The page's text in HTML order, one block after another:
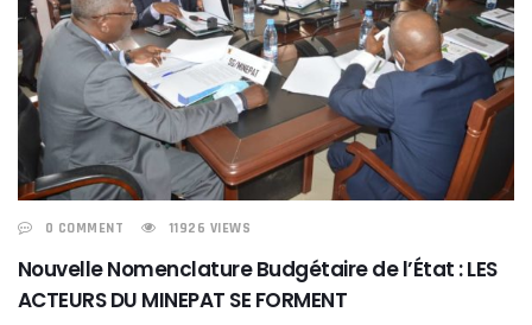
0 COMMENT 11926 VIEWS
Nouvelle Nomenclature Budgétaire de l’État : LES
ACTEURS DU MINEPAT SE FORMENT